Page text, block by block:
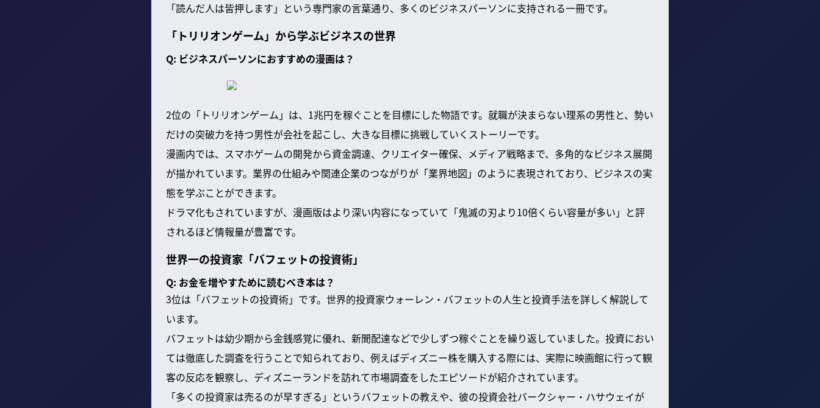
「読んだ人は皆押します」という専門家の言葉通り、多くのビジネスパーソンに支持される一冊です。
「トリリオンゲーム」から学ぶビジネスの世界
Q: ビジネスパーソンにおすすめの漫画は？
2位の「トリリオンゲーム」は、1兆円を稼ぐことを目標にした物語です。就職が決まらない理系の男性と、勢い
だけの突破力を持つ男性が会社を起こし、大きな目標に挑戦していくストーリーです。
漫画内では、スマホゲームの開発から資金調達、クリエイター確保、メディア戦略まで、多角的なビジネス展開
が描かれています。業界の仕組みや関連企業のつながりが「業界地図」のように表現されており、ビジネスの実
態を学ぶことができます。
ドラマ化もされていますが、漫画版はより深い内容になっていて「鬼滅の刃より10倍くらい容量が多い」と評
されるほど情報量が豊富です。
世界一の投資家「バフェットの投資術」
Q: お金を増やすために読むべき本は？
3位は「バフェットの投資術」です。世界的投資家ウォーレン・バフェットの人生と投資手法を詳しく解説して
います。
バフェットは幼少期から金銭感覚に優れ、新聞配達などで少しずつ稼ぐことを繰り返していました。投資におい
ては徹底した調査を行うことで知られており、例えばディズニー株を購入する際には、実際に映画館に行って観
客の反応を観察し、ディズニーランドを訪れて市場調査をしたエピソードが紹介されています。
「多くの投資家は売るのが早すぎる」というバフェットの教えや、彼の投資会社バークシャー・ハサウェイが